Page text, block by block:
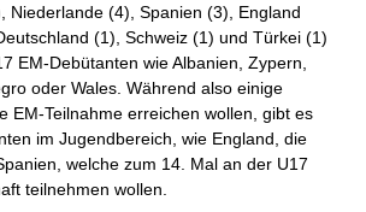
Niederlande (4), Spanien (3), England
(1), Schweiz (1) und Türkei (1)
EM-Debütanten wie Albanien, Zypern,
oder Wales. Während also einige
EM-Teilnahme erreichen wollen, gibt es
im Jugendbereich, wie England, die
welche zum 14. Mal an der U17
teilnehmen wollen.